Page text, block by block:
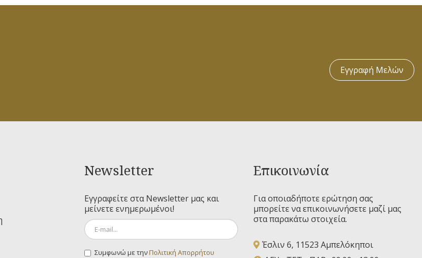
Εγγραφή Μελών
Newsletter
Εγγραφείτε στα Newsletter μας και
μείνετε ενημερωμένοι!
Συμφωνώ με τηνΠολιτική Απορρήτου
Επικοινωνία
Για οποιαδήποτε ερώτηση σας
μπορείτε να επικοινωνήσετε μαζί μας
στα παρακάτω στοιχεία.
Έσλιν 6, 11523 Αμπελόκηποι